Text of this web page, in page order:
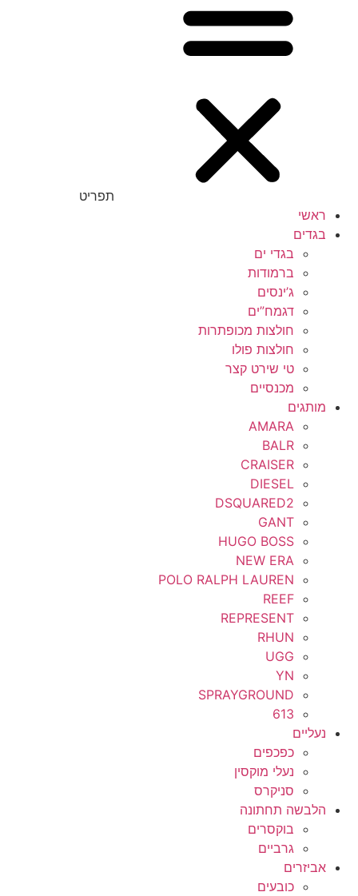
תפריט
ראשי
בגדים
בגדי ים
ברמודות
ג’ינסים
דגמח”ים
חולצות מכופתרות
חולצות פולו
טי שירט קצר
מכנסיים
מותגים
AMARA
BALR
CRAISER
DIESEL
DSQUARED2
GANT
HUGO BOSS
NEW ERA
POLO RALPH LAUREN
REEF
REPRESENT
RHUN
UGG
YN
SPRAYGROUND
613
נעליים
כפכפים
נעלי מוקסין
סניקרס
הלבשה תחתונה
בוקסרים
גרביים
אביזרים
כובעים